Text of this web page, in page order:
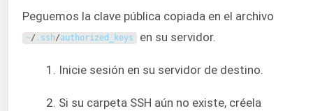
Peguemos la clave pública copiada en el archivo
~/ . ssh/authorized_keys en su servidor.
Inicie sesión en su servidor de destino.
Si su carpeta SSH aún no existe, créela